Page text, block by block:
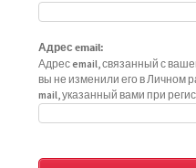
Адрес email:
Адрес email, связанный с
вы не изменили его в Личном
mail, указанный вами при